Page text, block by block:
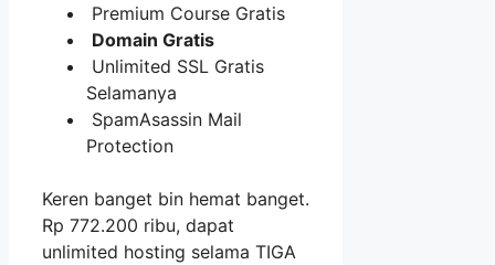
Premium Course Gratis
Domain Gratis
Unlimited SSL Gratis
Selamanya
SpamAsassin Mail
Protection
Keren banget bin hemat banget.
Rp 772.200 ribu, dapat
unlimited hosting selama TIGA